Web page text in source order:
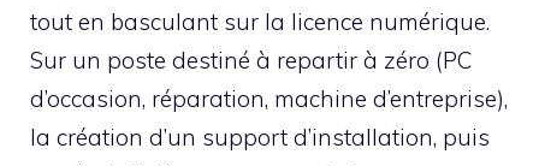
tout en basculant sur la licence numérique.
Sur un poste destiné à repartir à zéro (PC
d’occasion, réparation, machine d’entreprise),
la création d’un support d’installation, puis